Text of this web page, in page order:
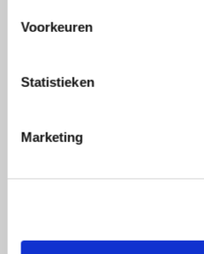
Voorkeuren
Statistieken
Marketing
03, 04, 05, 06, 07, 09,
Merk
Lang Yarns